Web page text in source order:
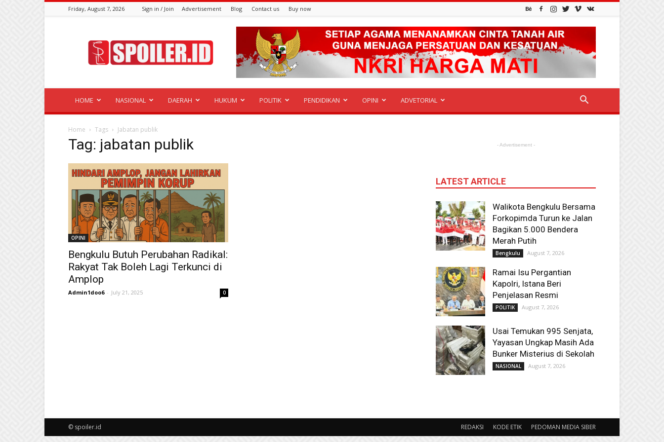
Friday, August 7, 2026 Sign in / Join Advertisement Blog Contact us Buy now
HOME NASIONAL DAERAH HUKUM POLITIK PENDIDIKAN OPINI ADVETORIAL
Home Tags Jabatan publik
Tag: jabatan publik
OPINI
Bengkulu Butuh Perubahan Radikal:
Rakyat Tak Boleh Lagi Terkunci di
Amplop
Admin1doo6 - July 21, 2025 0
- Advertisement -
LATEST ARTICLE
Walikota Bengkulu Bersama
Forkopimda Turun ke Jalan
Bagikan 5.000 Bendera
Merah Putih
Bengkulu August 7, 2026
Ramai Isu Pergantian
Kapolri, Istana Beri
Penjelasan Resmi
POLITIK August 7, 2026
Usai Temukan 995 Senjata,
Yayasan Ungkap Masih Ada
Bunker Misterius di Sekolah
NASIONAL August 7, 2026
REDAKSI KODE ETIK PEDOMAN MEDIA SIBER
© spoiler.id